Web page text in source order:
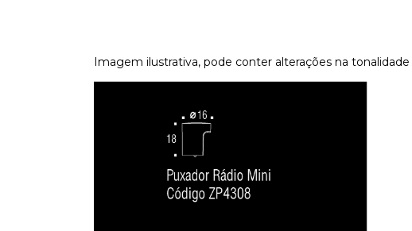
Imagem ilustrativa, pode conter alterações na